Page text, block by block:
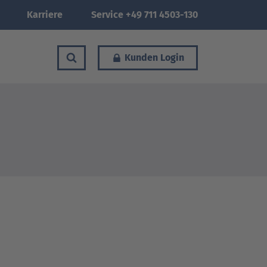
Karriere Service +49 711 4503-130
Kunden Login